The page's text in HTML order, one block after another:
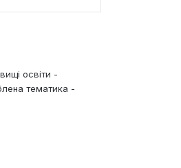
освіти -
тематика -